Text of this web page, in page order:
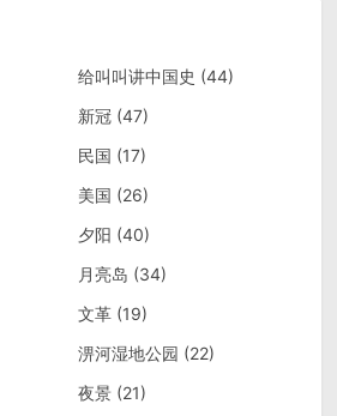
给叫叫讲中国史 (44)
新冠(47)
民国 (17)
美国 (26)
夕阳 (40)
月亮岛 (34)
文革(19)
淠河湿地公园 (22)
夜景(21)